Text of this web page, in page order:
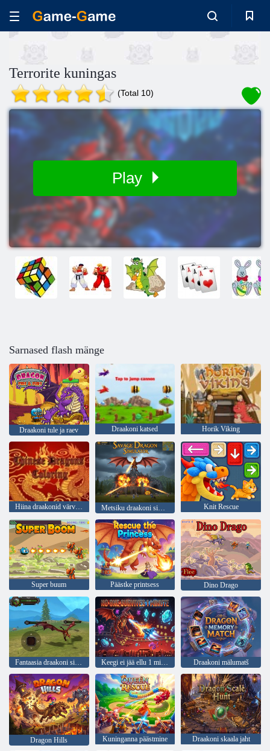
Terrorite kuningas
(Total 10)
Play
Sarnased flash mänge
Draakoni tule ja raev Draakoni katsed Horik Viking
Hiina draakonid värvimine Metsiku draakoni simulaator Knit Rescue
Super buum Päästke printsess Dino Drago
Fantaasia draakoni simulaator Keegi ei jää ellu 1 minutiga Draakoni mälumatš
Dragon Hills Kuninganna päästmine Draakoni skaala jaht